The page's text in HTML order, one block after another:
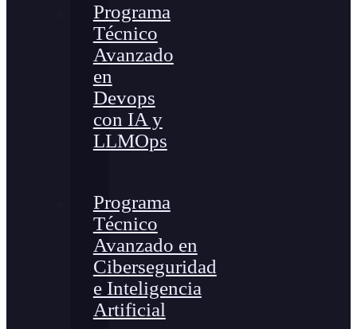
Programa
Técnico
Avanzado
en
Devops
con IA y
LLMOps
Programa
Técnico
Avanzado en
Ciberseguridad
e Inteligencia
Artificial